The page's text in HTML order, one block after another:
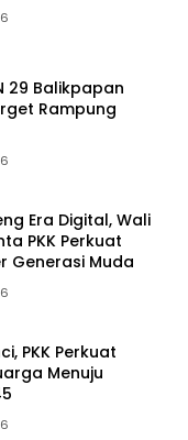
29 Balikpapan
Rampung
Era Digital, Wali
PKK Perkuat
Generasi Muda
PKK Perkuat
Menuju